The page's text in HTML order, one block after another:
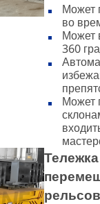
Может
во
Может
360
Может